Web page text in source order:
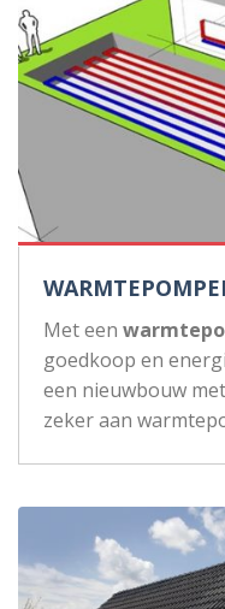
Met een
goedkoop en
een nieuwbouw
zeker aan